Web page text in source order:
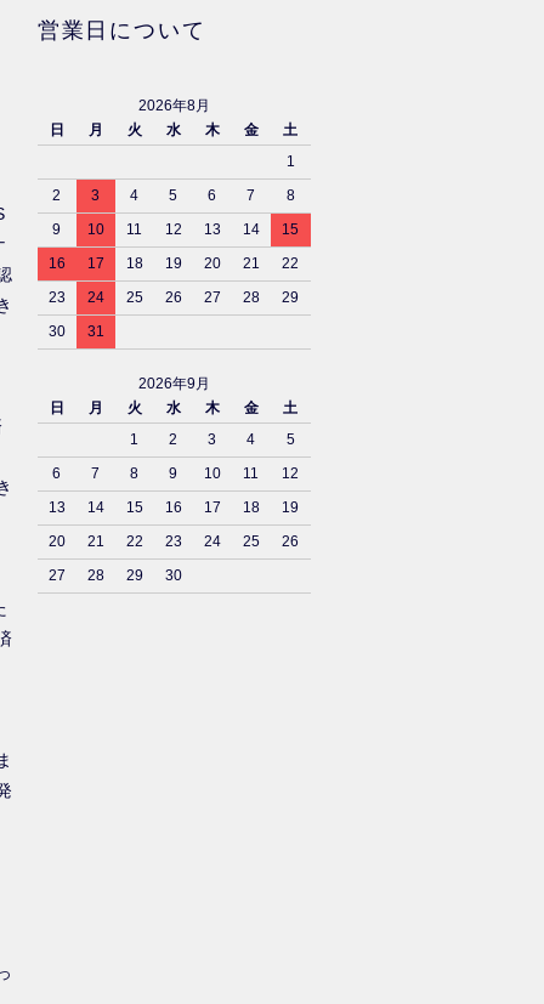
営業日について
2026年8月
日
月 火 水 木 金
土
1
2
3 4 5 6 7
8
9
10 11 12 13 14
15
16
17 18 19 20 21
22
23
24 25 26 27 28
29
30
31
2026年9月
日
月 火 水 木 金
土
1
2 3 4
5
6
7 8 9 10 11
12
13
14 15 16 17 18
19
20
21 22 23 24 25
26
27
28 29 30